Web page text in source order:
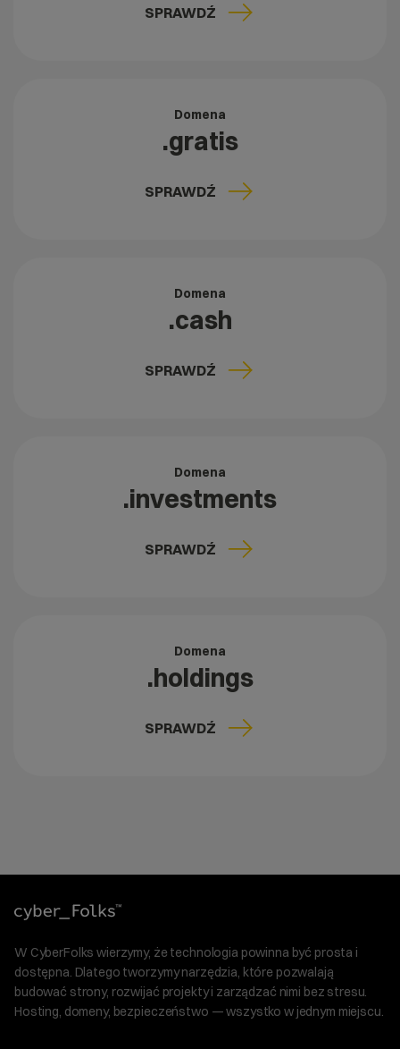
SPRAWDŹ
Domena
.gratis
SPRAWDŹ
Domena
.cash
SPRAWDŹ
Domena
.investments
SPRAWDŹ
Domena
.holdings
SPRAWDŹ
W CyberFolks wierzymy, że technologia powinna być prosta i
dostępna. Dlatego tworzymy narzędzia, które pozwalają
budować strony, rozwijać projekty i zarządzać nimi bez stresu.
Hosting, domeny, bezpieczeństwo — wszystko w jednym miejscu.